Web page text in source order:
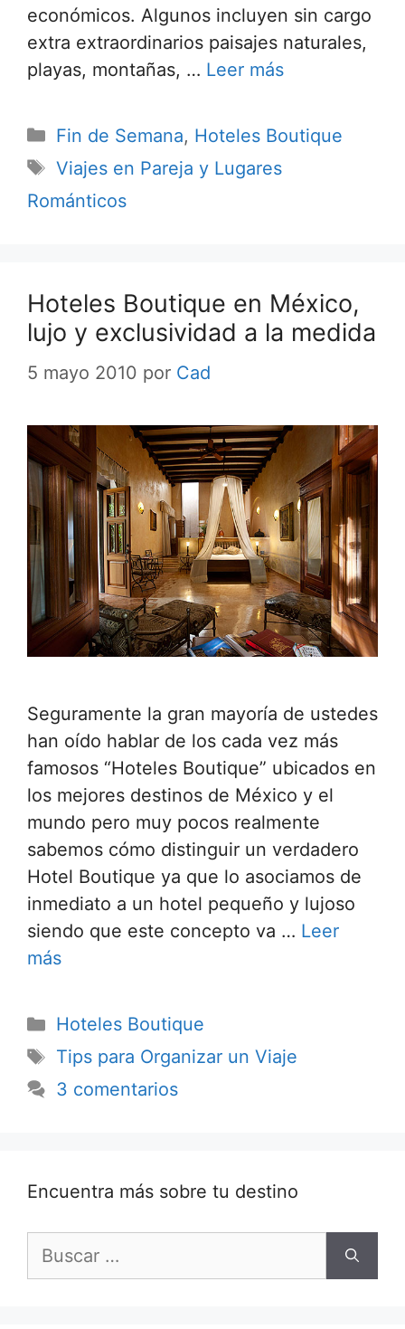
económicos. Algunos incluyen sin cargo
extra extraordinarios paisajes naturales,
playas, montañas, … Leer más
Categorías
Fin de Semana, Hoteles Boutique
Etiquetas
Viajes en Pareja y Lugares
Románticos
Hoteles Boutique en México,
lujo y exclusividad a la medida
5 mayo 2010 por Cad
Seguramente la gran mayoría de ustedes
han oído hablar de los cada vez más
famosos “Hoteles Boutique” ubicados en
los mejores destinos de México y el
mundo pero muy pocos realmente
sabemos cómo distinguir un verdadero
Hotel Boutique ya que lo asociamos de
inmediato a un hotel pequeño y lujoso
siendo que este concepto va … Leer
más
Categorías
Hoteles Boutique
Etiquetas
Tips para Organizar un Viaje
3 comentarios
Encuentra más sobre tu destino